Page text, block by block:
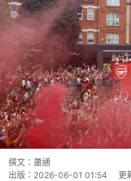
撰文： 蕭通
出版： 2026-06-01 01:54 更